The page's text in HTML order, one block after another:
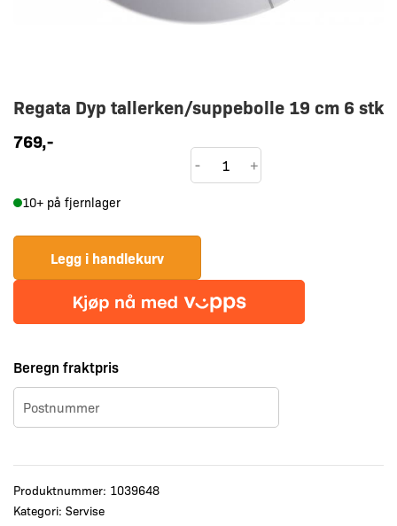
Regata Dyp tallerken/suppebolle 19 cm 6 stk
769,-
Regata
Dyp
6
stk
antall
- +
10+ på fjernlager
Legg i handlekurv
Beregn fraktpris
Produktnummer: 1039648
Kategori: Servise